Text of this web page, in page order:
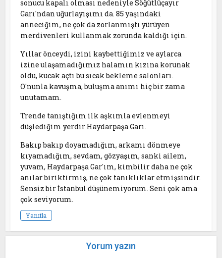
sonucu kapalı olması nedeniyle Söğütlüçayır
Garı'ndan uğurlayışımı da. 85 yaşındaki
anneciğim, ne çok da zorlanmıştı yürüyen
merdivenleri kullanmak zorunda kaldığı için.
Yıllar önceydi, izini kaybettiğimiz ve aylarca
izine ulaşamadığımız halamın kızına korunak
oldu, kucak açtı bu sıcak bekleme salonları.
O'nunla kavuşma, buluşma anımı hiç bir zama
unutamam.
Trende tanıştığım ilk aşkımla evlenmeyi
düşlediğim yerdir Haydarpaşa Garı.
Bakıp bakıp doyamadığım, arkamı dönmeye
kıyamadığım, sevdam, gözyaşım, sanki ailem,
yuvam, Haydarpaşa Gar'ım, kimbilir daha ne çok
anılar biriktirmiş, ne çok tanıklıklar etmişsindir.
Sensiz bir İstanbul düşünemiyorum. Seni çok ama
çok seviyorum.
Yanıtla
Yorum yazın